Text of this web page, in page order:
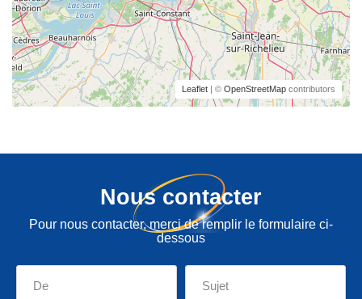
Leaflet | © OpenStreetMap contributors
Nous contacter
Pour nous contacter, merci de remplir le formulaire ci-
dessous